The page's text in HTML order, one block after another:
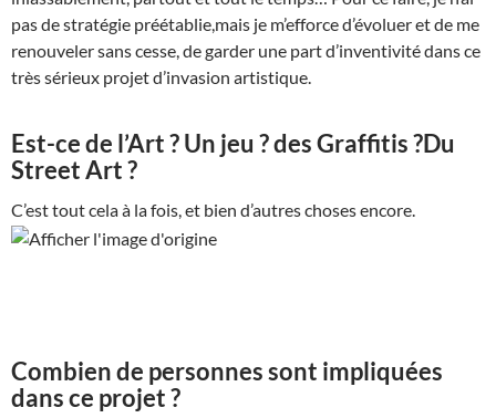
pas de stratégie préétablie,mais je m’efforce d’évoluer et de me
renouveler sans cesse, de garder une part d’inventivité dans ce
très sérieux projet d’invasion artistique.
Est-ce de l’Art ? Un jeu ? des Graffitis ?Du
Street Art ?
C’est tout cela à la fois, et bien d’autres choses encore.
Combien de personnes sont impliquées
dans ce projet ?